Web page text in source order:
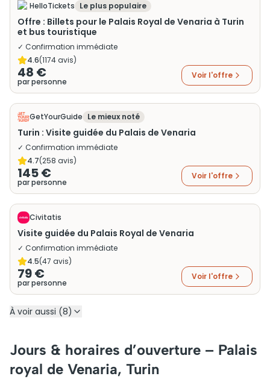
HelloTickets Le plus populaire
Offre : Billets pour le Palais Royal de Venaria à Turin
et bus touristique
✓ Confirmation immédiate
4.6(1174avis)
48 €
par personne
Voir l'offre
GetYourGuide Le mieux noté
Turin : Visite guidée du Palais de Venaria
✓ Confirmation immédiate
4.7(258 avis)
145 €
par personne
Voir l'offre
Civitatis
Visite guidée du Palais Royal de Venaria
✓ Confirmation immédiate
4.5(47 avis)
79 €
par personne
Voir l'offre
À voir aussi (8)
Jours & horaires d’ouverture – Palais
royal de Venaria, Turin